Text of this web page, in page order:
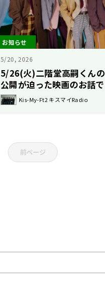
お知らせ
5/20, 2026
5/26(火)二階堂高嗣くんの
公開が迫った映画のお話で
Kis-My-Ft2 キスマイRadio
前ページ